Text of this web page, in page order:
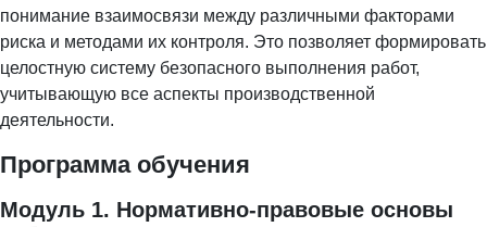
понимание взаимосвязи между различными факторами
риска и методами их контроля. Это позволяет формировать
целостную систему безопасного выполнения работ,
учитывающую все аспекты производственной
деятельности.
Программа обучения
Модуль 1. Нормативно-правовые основы